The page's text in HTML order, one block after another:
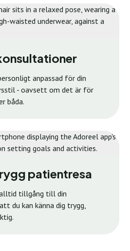
anpassad för din
- oavsett om det är för
båda.
patientresa
alltid tillgång till din
du kan känna dig trygg,